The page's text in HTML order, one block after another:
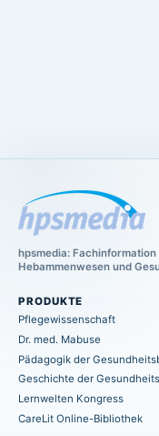
hpsmedia:
Hebammenwesen und
PRODUKTE
Pflegewissenschaft
Dr. med. Mabuse
Pädagogik der
Geschichte der
Lernwelten Kongress
CareLit Online-Bibliothek